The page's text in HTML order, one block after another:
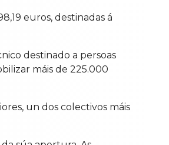
euros, destinadas á
destinado a persoas
máis de 225.000
un dos colectivos máis